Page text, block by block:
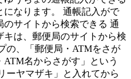
になります。 通帳記入がで
サイトから検索できる 通
は、郵便局のサイトから検
の、「郵便局・ATMをさが
名からさがす」という
ーヤマザキ」と入れてから